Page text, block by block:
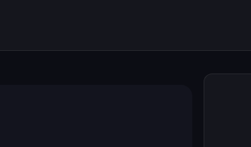
Oyunu başlat